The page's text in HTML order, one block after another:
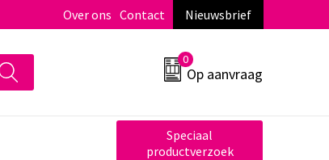
Over ons Contact Nieuwsbrief
0
Op aanvraag
Speciaal
productverzoek